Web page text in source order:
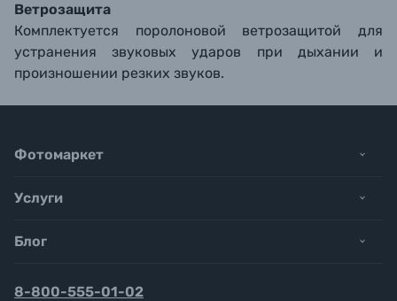
Ветрозащита
Комплектуется поролоновой ветрозащитой для
устранения звуковых ударов при дыхании и
произношении резких звуков.
Фотомаркет
Услуги
Блог
8-800-555-01-02